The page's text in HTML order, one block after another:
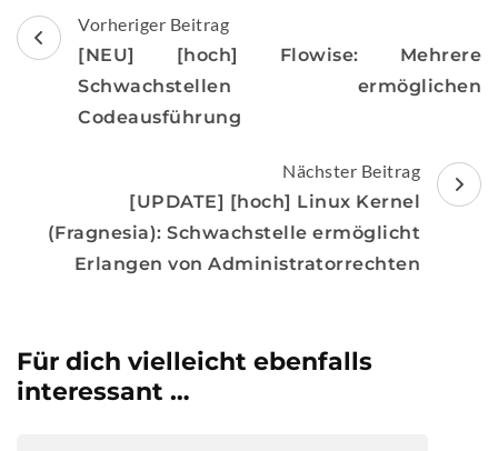
Beitragsnavigation
Vorheriger Beitrag
[NEU] [hoch] Flowise: Mehrere
Schwachstellen ermöglichen
Codeausführung
Nächster Beitrag
[UPDATE] [hoch] Linux Kernel
(Fragnesia): Schwachstelle ermöglicht
Erlangen von Administratorrechten
Für dich vielleicht ebenfalls
interessant …